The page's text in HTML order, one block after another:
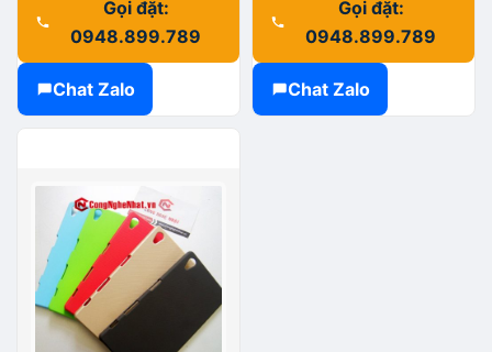
Gọi đặt:
0948.899.789
Chat Zalo
Gọi đặt:
0948.899.789
Chat Zalo